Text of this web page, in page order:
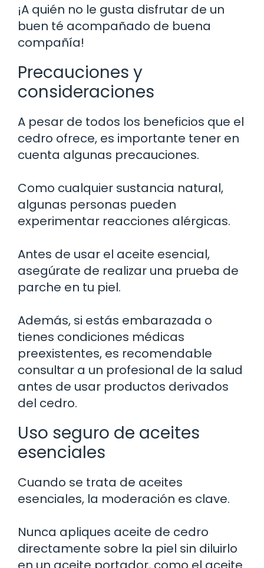
¡A quién no le gusta disfrutar de un
buen té acompañado de buena
compañía!
Precauciones y
consideraciones
A pesar de todos los beneficios que el
cedro ofrece, es importante tener en
cuenta algunas precauciones.
Como cualquier sustancia natural,
algunas personas pueden
experimentar reacciones alérgicas.
Antes de usar el aceite esencial,
asegúrate de realizar una prueba de
parche en tu piel.
Además, si estás embarazada o
tienes condiciones médicas
preexistentes, es recomendable
consultar a un profesional de la salud
antes de usar productos derivados
del cedro.
Uso seguro de aceites
esenciales
Cuando se trata de aceites
esenciales, la moderación es clave.
Nunca apliques aceite de cedro
directamente sobre la piel sin diluirlo